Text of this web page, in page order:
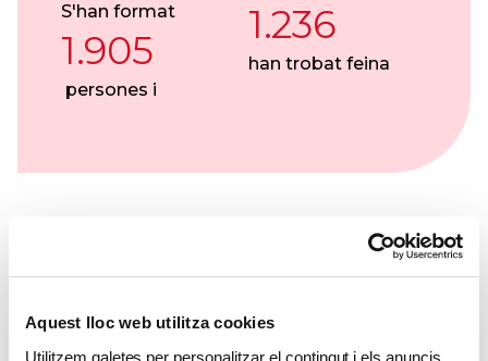
Aquest lloc web utilitza cookies
Utilitzem galetes per personalitzar el contingut i els anuncis,
S'han format
1.905
persones i
1.236
han trobat feina
L'amor és etern.